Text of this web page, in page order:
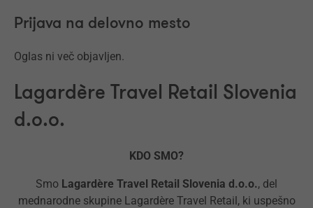
Prijava na delovno mesto
Oglas ni več objavljen.
Lagardère Travel Retail Slovenia
d.o.o.
KDO SMO?
Smo Lagardère Travel Retail Slovenia d.o.o., del
mednarodne skupine Lagardère Travel Retail, ki uspešno